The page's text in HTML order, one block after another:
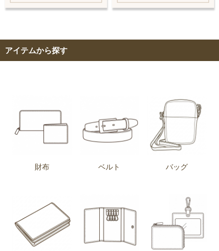
アイテムから探す
財布 ベルト バッグ